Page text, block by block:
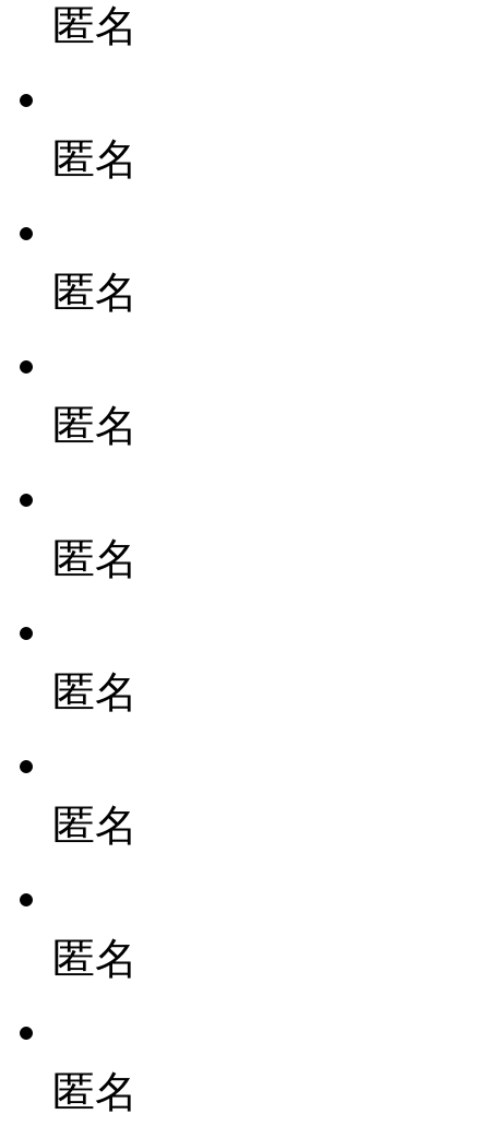
匿名
匿名
匿名
匿名
匿名
匿名
匿名
匿名
匿名